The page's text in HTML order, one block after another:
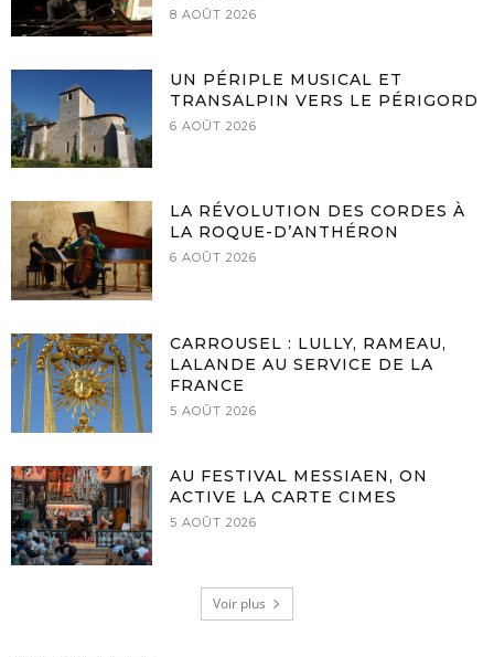
8 AOÛT 2026
UN PÉRIPLE MUSICAL ET
TRANSALPIN VERS LE PÉRIGORD
6 AOÛT 2026
LA RÉVOLUTION DES CORDES À
LA ROQUE-D’ANTHÉRON
6 AOÛT 2026
CARROUSEL : LULLY, RAMEAU,
LALANDE AU SERVICE DE LA
FRANCE
5 AOÛT 2026
AU FESTIVAL MESSIAEN, ON
ACTIVE LA CARTE CIMES
5 AOÛT 2026
Voir plus